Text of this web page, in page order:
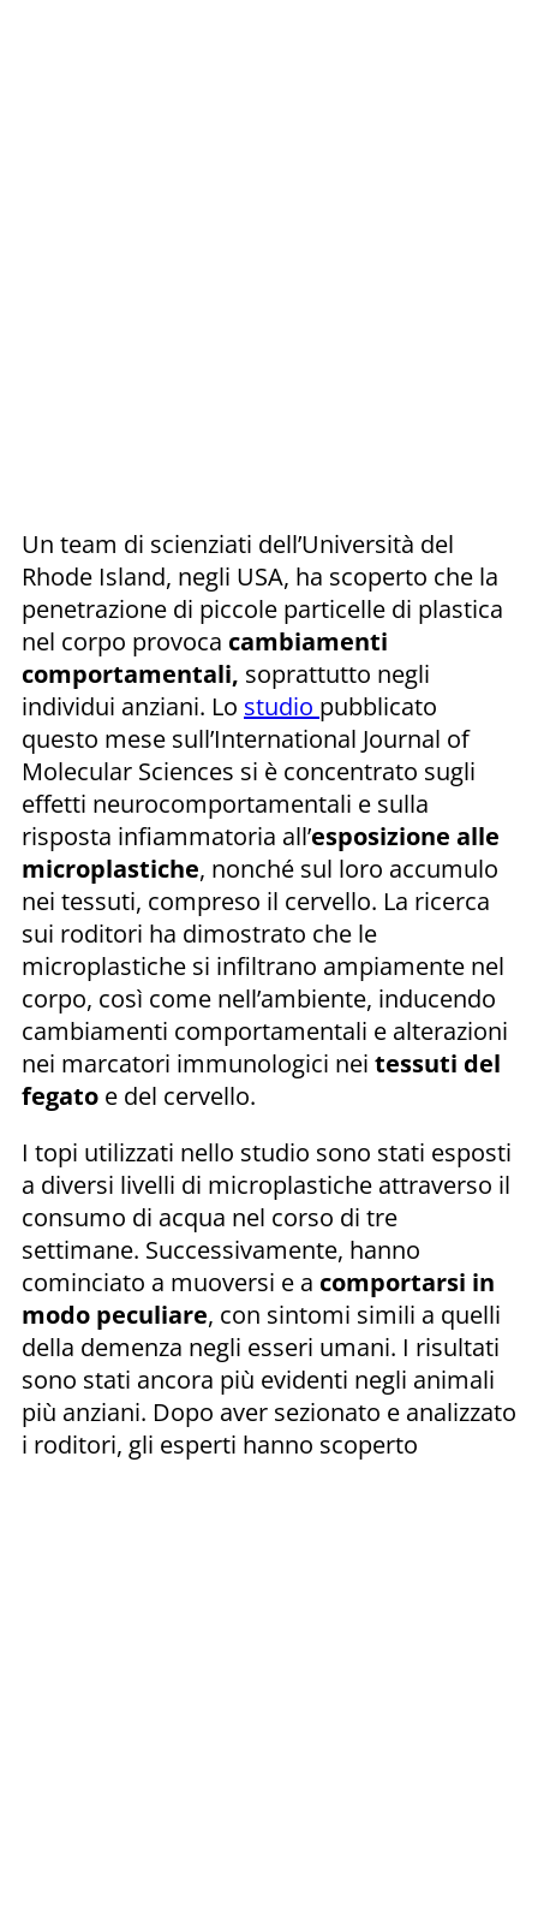
Un team di scienziati dell’Università del
Rhode Island, negli USA, ha scoperto che la
penetrazione di piccole particelle di plastica
nel corpo provoca cambiamenti
comportamentali, soprattutto negli
individui anziani. Lo studio pubblicato
questo mese sull’International Journal of
Molecular Sciences si è concentrato sugli
effetti neurocomportamentali e sulla
risposta infiammatoria all’esposizione alle
microplastiche, nonché sul loro accumulo
nei tessuti, compreso il cervello. La ricerca
sui roditori ha dimostrato che le
microplastiche si infiltrano ampiamente nel
corpo, così come nell’ambiente, inducendo
cambiamenti comportamentali e alterazioni
nei marcatori immunologici nei tessuti del
fegato e del cervello.
I topi utilizzati nello studio sono stati esposti
a diversi livelli di microplastiche attraverso il
consumo di acqua nel corso di tre
settimane. Successivamente, hanno
cominciato a muoversi e a comportarsi in
modo peculiare, con sintomi simili a quelli
della demenza negli esseri umani. I risultati
sono stati ancora più evidenti negli animali
più anziani. Dopo aver sezionato e analizzato
i roditori, gli esperti hanno scoperto